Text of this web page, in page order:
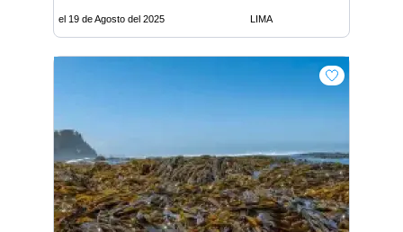
el 19 de Agosto del 2025 LIMA